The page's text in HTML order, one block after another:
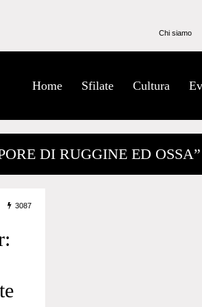
Chi siamo
Home Sfilate Cultura
DI RUGGINE ED OSSA”
3087